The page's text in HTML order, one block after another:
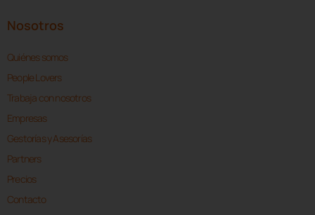
Nosotros
Quiénes somos
People Lovers
Trabaja con nosotros
Empresas
Gestorías y Asesorías
Partners
Precios
Contacto